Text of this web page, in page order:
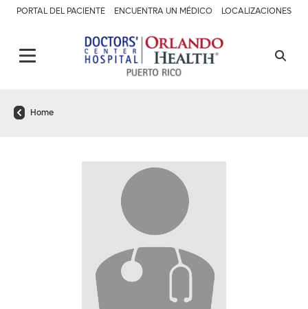
PORTAL DEL PACIENTE ENCUENTRA UN MÉDICO LOCALIZACIONES
Home